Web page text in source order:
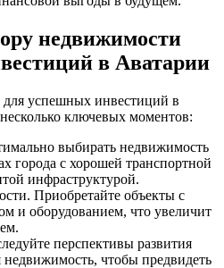
недвижимости
в Аватарии
успешных инвестиций в
ключевых моментов:
выбирать недвижимость
города с хорошей транспортной
инфраструктурой.
Приобретайте объекты с
и оборудованием, что увеличит
перспективы развития
недвижимость, чтобы предвидеть